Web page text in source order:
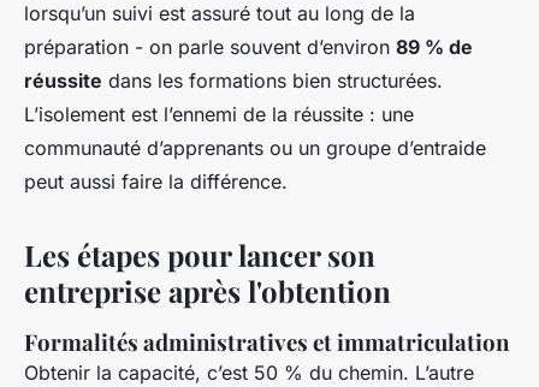
lorsqu’un suivi est assuré tout au long de la
préparation - on parle souvent d’environ 89 % de
réussite dans les formations bien structurées.
L’isolement est l’ennemi de la réussite : une
communauté d’apprenants ou un groupe d’entraide
peut aussi faire la différence.
Les étapes pour lancer son
entreprise après l'obtention
Formalités administratives et immatriculation
Obtenir la capacité, c’est 50 % du chemin. L’autre